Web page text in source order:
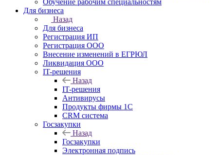
Обучение рабочим специальностям
Для бизнеса
Назад
Для бизнеса
Регистрация ИП
Регистрация ООО
Внесение изменений в ЕГРЮЛ
Ликвидация ООО
IT-решения
Назад
IT-решения
Антивирусы
Продукты фирмы 1C
CRM система
Госзакупки
Назад
Госзакупки
Электронная подпись